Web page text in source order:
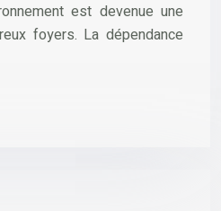
est devenue une
foyers. La dépendance